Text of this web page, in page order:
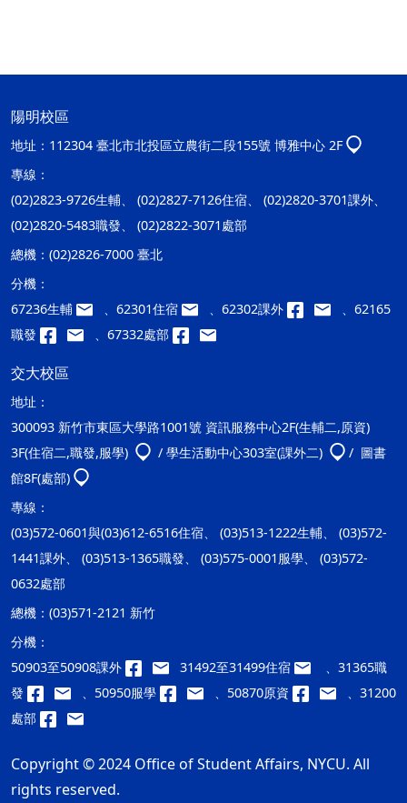
陽明校區
地址： 112304 臺北市北投區立農街二段155號 博雅中心 2F
專線：
(02)2823-9726生輔、 (02)2827-7126住宿、 (02)2820-3701課外、
(02)2820-5483職發、 (02)2822-3071處部
總機： (02)2826-7000 臺北
分機：
67236生輔
、62301住宿 、62302課外
、62165
職發
、67332處部
交大校區
地址：
300093 新竹市東區大學路1001號 資訊服務中心2F(生輔二,原資)
3F(住宿二,職發,服學)
/ 學生活動中心303室(課外二)
/ 圖書
館8F(處部)
專線：
(03)572-0601與(03)612-6516住宿、 (03)513-1222生輔、 (03)572-
1441課外、 (03)513-1365職發、 (03)575-0001服學、 (03)572-
0632處部
總機： (03)571-2121 新竹
分機：
50903至50908課外
31492至31499住宿
、31365職
發
、50950服學 、50870原資
、31200
處部
Copyright © 2024 Office of Student Affairs, NYCU. All
rights reserved.